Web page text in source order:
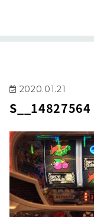
2020.01.21
S__14827564